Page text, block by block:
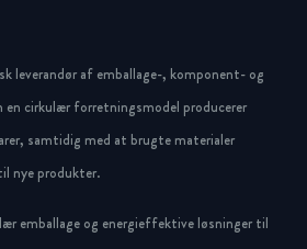
leverandør af emballage-, komponent- og
en cirkulær forretningsmodel producerer
samtidig med at brugte materialer
nye produkter.
emballage og energieffektive løsninger til